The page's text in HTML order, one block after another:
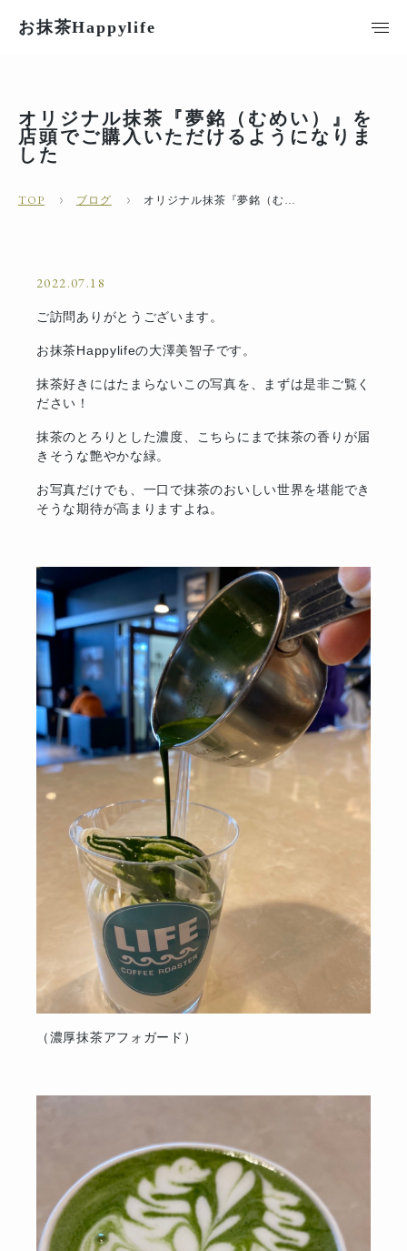
お抹茶Happylife
オリジナル抹茶『夢銘（むめい）』を
店頭でご購入いただけるようになりま
した
TOP ブログ オリジナル抹茶『夢銘（むめい）』を店頭でご購入いただけるようになりました
2022.07.18
ご訪問ありがとうございます。
お抹茶Happylifeの大澤美智子です。
抹茶好きにはたまらないこの写真を、まずは是非ご覧く
ださい！
抹茶のとろりとした濃度、こちらにまで抹茶の香りが届
きそうな艶やかな緑。
お写真だけでも、一口で抹茶のおいしい世界を堪能でき
そうな期待が高まりますよね。
（濃厚抹茶アフォガード）